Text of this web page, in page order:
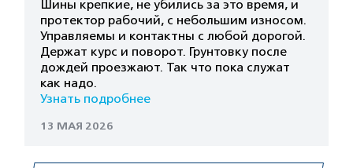
Шины крепкие, не убились за это время, и
протектор рабочий, с небольшим износом.
Управляемы и контактны с любой дорогой.
Держат курс и поворот. Грунтовку после
дождей проезжают. Так что пока служат
как надо.
Узнать подробнее
13 МАЯ 2026